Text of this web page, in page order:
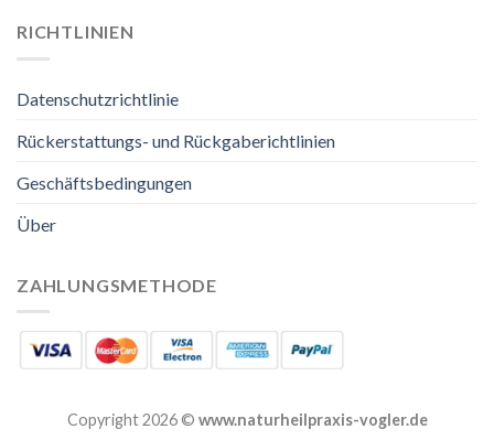
RICHTLINIEN
Datenschutzrichtlinie
Rückerstattungs- und Rückgaberichtlinien
Geschäftsbedingungen
Über
ZAHLUNGSMETHODE
Copyright 2026 © www.naturheilpraxis-vogler.de